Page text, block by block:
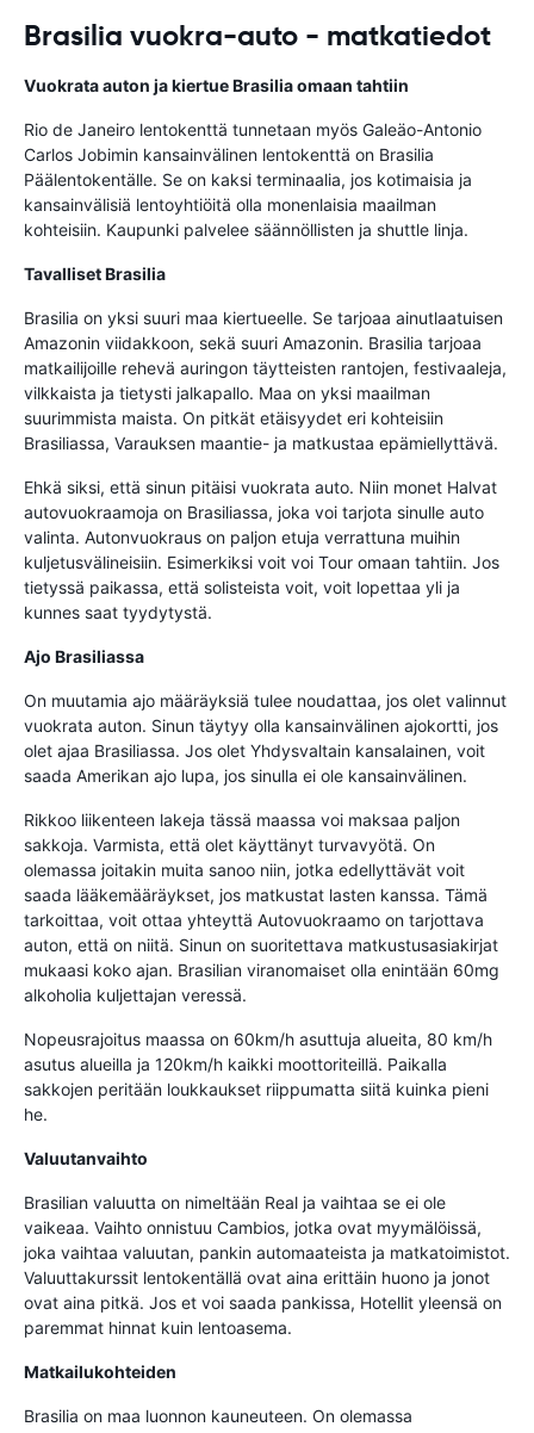
Brasilia vuokra-auto - matkatiedot
Vuokrata auton ja kiertue Brasilia omaan tahtiin
Rio de Janeiro lentokenttä tunnetaan myös Galeäo-Antonio
Carlos Jobimin kansainvälinen lentokenttä on Brasilia
Päälentokentälle. Se on kaksi terminaalia, jos kotimaisia ja
kansainvälisiä lentoyhtiöitä olla monenlaisia maailman
kohteisiin. Kaupunki palvelee säännöllisten ja shuttle linja.
Tavalliset Brasilia
Brasilia on yksi suuri maa kiertueelle. Se tarjoaa ainutlaatuisen
Amazonin viidakkoon, sekä suuri Amazonin. Brasilia tarjoaa
matkailijoille rehevä auringon täytteisten rantojen, festivaaleja,
vilkkaista ja tietysti jalkapallo. Maa on yksi maailman
suurimmista maista. On pitkät etäisyydet eri kohteisiin
Brasiliassa, Varauksen maantie- ja matkustaa epämiellyttävä.
Ehkä siksi, että sinun pitäisi vuokrata auto. Niin monet Halvat
autovuokraamoja on Brasiliassa, joka voi tarjota sinulle auto
valinta. Autonvuokraus on paljon etuja verrattuna muihin
kuljetusvälineisiin. Esimerkiksi voit voi Tour omaan tahtiin. Jos
tietyssä paikassa, että solisteista voit, voit lopettaa yli ja
kunnes saat tyydytystä.
Ajo Brasiliassa
On muutamia ajo määräyksiä tulee noudattaa, jos olet valinnut
vuokrata auton. Sinun täytyy olla kansainvälinen ajokortti, jos
olet ajaa Brasiliassa. Jos olet Yhdysvaltain kansalainen, voit
saada Amerikan ajo lupa, jos sinulla ei ole kansainvälinen.
Rikkoo liikenteen lakeja tässä maassa voi maksaa paljon
sakkoja. Varmista, että olet käyttänyt turvavyötä. On
olemassa joitakin muita sanoo niin, jotka edellyttävät voit
saada lääkemääräykset, jos matkustat lasten kanssa. Tämä
tarkoittaa, voit ottaa yhteyttä Autovuokraamo on tarjottava
auton, että on niitä. Sinun on suoritettava matkustusasiakirjat
mukaasi koko ajan. Brasilian viranomaiset olla enintään 60mg
alkoholia kuljettajan veressä.
Nopeusrajoitus maassa on 60km/h asuttuja alueita, 80 km/h
asutus alueilla ja 120km/h kaikki moottoriteillä. Paikalla
sakkojen peritään loukkaukset riippumatta siitä kuinka pieni
he.
Valuutanvaihto
Brasilian valuutta on nimeltään Real ja vaihtaa se ei ole
vaikeaa. Vaihto onnistuu Cambios, jotka ovat myymälöissä,
joka vaihtaa valuutan, pankin automaateista ja matkatoimistot.
Valuuttakurssit lentokentällä ovat aina erittäin huono ja jonot
ovat aina pitkä. Jos et voi saada pankissa, Hotellit yleensä on
paremmat hinnat kuin lentoasema.
Matkailukohteiden
Brasilia on maa luonnon kauneuteen. On olemassa